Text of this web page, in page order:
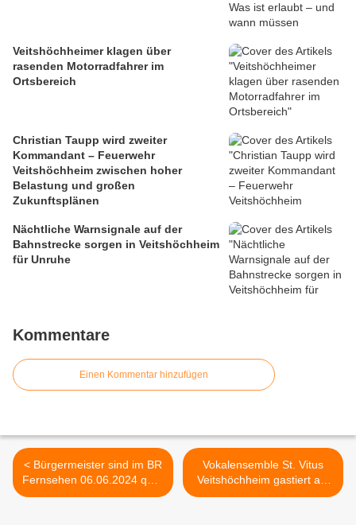
Veitshöchheimer klagen über
rasenden Motorradfahrer im
Ortsbereich
Christian Taupp wird zweiter
Kommandant – Feuerwehr
Veitshöchheim zwischen hoher
Belastung und großen
Zukunftsplänen
Nächtliche Warnsignale auf der
Bahnstrecke sorgen in Veitshöchheim
für Unruhe
Kommentare
Einen Kommentar hinzufügen
< Bürgermeister sind im BR
Fernsehen 06.06.2024 quer
mit Christoph Süß
Vokalensemble St. Vitus
Veitshöchheim gastiert am
16. Juni in der Pfarrkirche